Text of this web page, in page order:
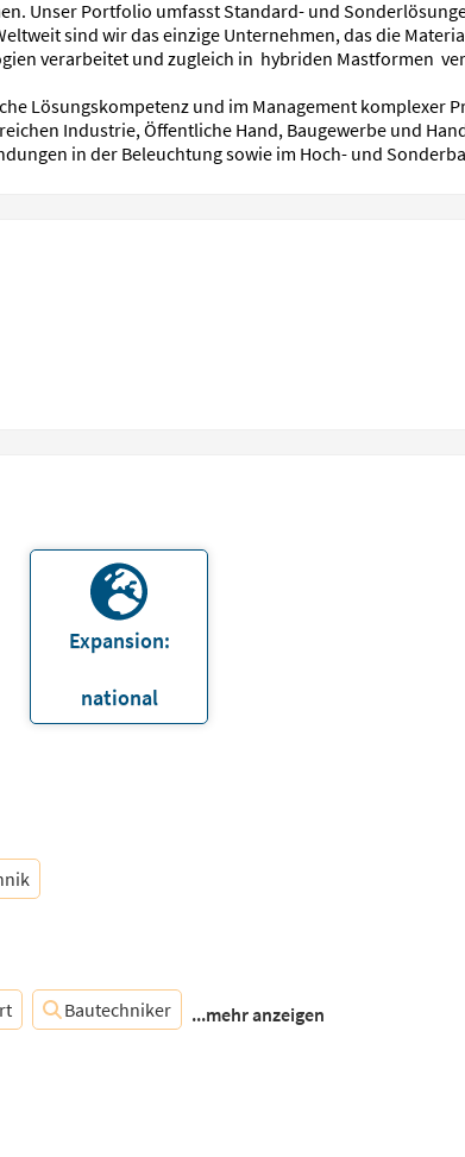
Unser Portfolio umfasst Standard- und
sind wir das einzige Unternehmen, das die
verarbeitet und zugleich in hybriden Mastformen
Lösungskompetenz und im Management komplexer
Industrie, Öffentliche Hand, Baugewerbe und
in der Beleuchtung sowie im Hoch- und
Expansion:
national
Bautechniker ...mehr anzeigen